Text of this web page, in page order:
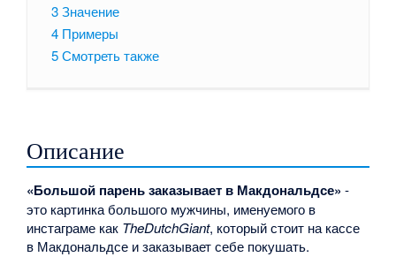
3Значение
4 Примеры
5Смотреть также
Описание
«Большой парень заказывает в Макдональдсе» -
это картинка большого мужчины, именуемого в
инстаграме как TheDutchGiant, который стоит на кассе
в Макдональдсе и заказывает себе покушать.